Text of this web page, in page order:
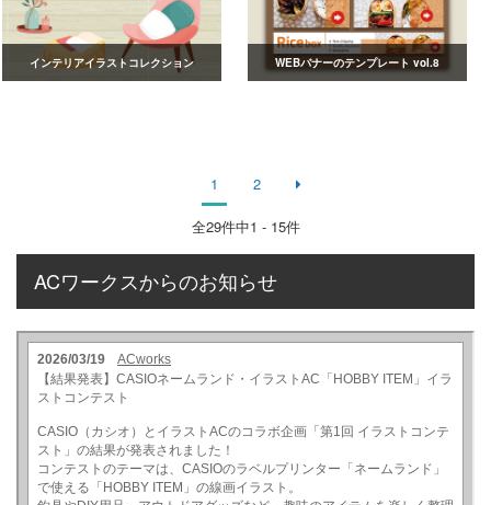
インテリアイラストコレクション WEBバナーのテンプレート vol.8
1 2
全29件中1 - 15件
ACワークスからのお知らせ